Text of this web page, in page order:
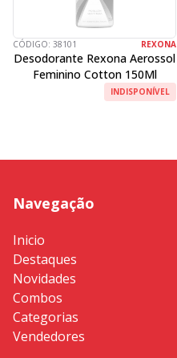
CÓDIGO: 38101 REXONA
Desodorante Rexona Aerossol
Feminino Cotton 150Ml
INDISPONÍVEL
Navegação
Inicio
Destaques
Novidades
Combos
Categorias
Vendedores